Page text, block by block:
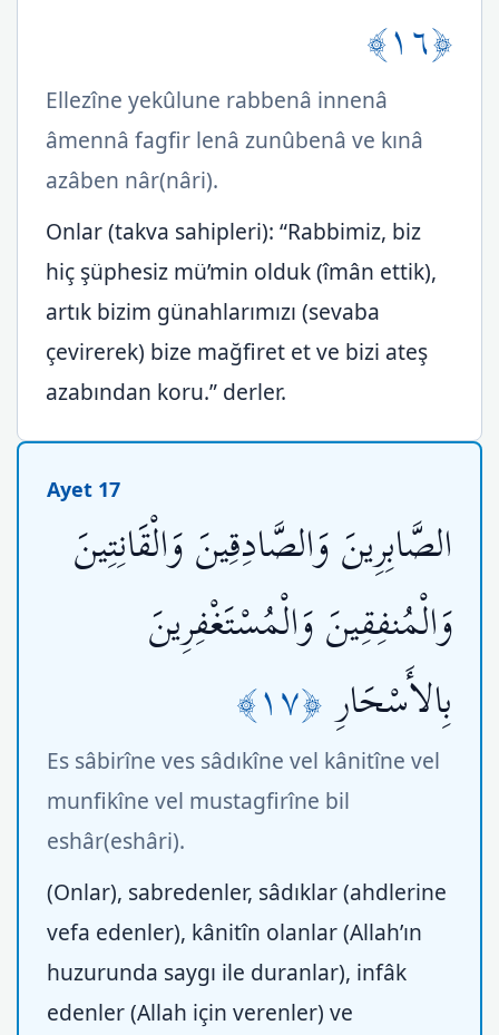
﴿١٦﴾
Ellezîne yekûlune rabbenâ innenâ
âmennâ fagfir lenâ zunûbenâ ve kınâ
azâben nâr(nâri).
Onlar (takva sahipleri): “Rabbimiz, biz
hiç şüphesiz mü’min olduk (îmân ettik),
artık bizim günahlarımızı (sevaba
çevirerek) bize mağfiret et ve bizi ateş
azabından koru.” derler.
Ayet 17
الصَّابِرِينَ وَالصَّادِقِينَ وَالْقَانِتِينَ
وَالْمُنفِقِينَ وَالْمُسْتَغْفِرِينَ
بِالأَسْحَارِ﴿١٧﴾
Es sâbirîne ves sâdıkîne vel kânitîne vel
munfikîne vel mustagfirîne bil
eshâr(eshâri).
(Onlar), sabredenler, sâdıklar (ahdlerine
vefa edenler), kânitîn olanlar (Allah’ın
huzurunda saygı ile duranlar), infâk
edenler (Allah için verenler) ve